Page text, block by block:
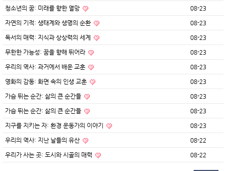
청소년의 꿈: 미래를 향한 열망 08-23
자연의 기적: 생태계와 생명의 순환 08-23
독서의 매력: 지식과 상상력의 세계 08-23
무한한 가능성: 꿈을 향해 뛰어라 08-23
우리의 역사: 과거에서 배운 교훈 08-23
영화의 감동: 화면 속의 인생 교훈 08-23
가슴 뛰는 순간: 삶의 큰 순간들 08-23
가슴 뛰는 순간: 삶의 큰 순간들 08-23
지구를 지키는 자: 환경 운동가의 이야기 08-23
우리의 역사: 지난 날들의 유산 08-22
우리가 사는 곳: 도시와 시골의 매력 08-22